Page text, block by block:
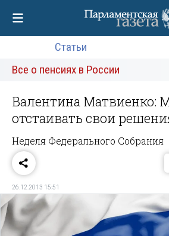
Статьи
Все о пенсиях в России
Валентина Матвиенко:
отстаивать свои
Неделя Федерального Собрания
26.12.2013 15:51